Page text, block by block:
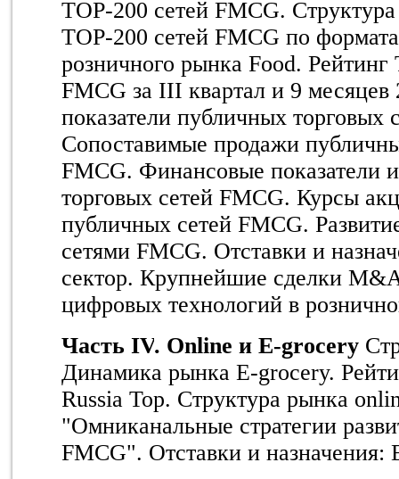
TOP-200 сетей FMCG.
TOP-200 сетей FMCG по
розничного рынка Food. Рейтинг
FMCG за III квартал и 9 месяцев
показатели публичных торговых
Сопоставимые продажи
FMCG. Финансовые показатели
торговых сетей FMCG. Курсы
публичных сетей FMCG.
сетями FMCG. Отставки и
сектор. Крупнейшие сделки M&
цифровых технологий в
Часть IV. Online и E-grocery
Динамика рынка E-grocery.
Russia Top. Структура рынка
"Омниканальные стратегии
FMCG". Отставки и назначения: